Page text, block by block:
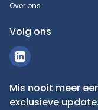
Over ons
Volg ons
Mis nooit meer
exclusieve update.